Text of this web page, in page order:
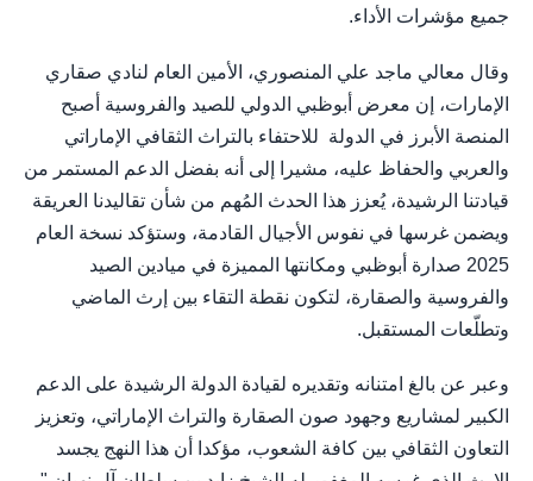
جميع مؤشرات الأداء.
وقال معالي ماجد علي المنصوري، الأمين العام لنادي صقاري
الإمارات، إن معرض أبوظبي الدولي للصيد والفروسية أصبح
المنصة الأبرز في الدولة للاحتفاء بالتراث الثقافي الإماراتي
والعربي والحفاظ عليه، مشيرا إلى أنه بفضل الدعم المستمر من
قيادتنا الرشيدة، يُعزز هذا الحدث المُهم من شأن تقاليدنا العريقة
ويضمن غرسها في نفوس الأجيال القادمة، وستؤكد نسخة العام
2025 صدارة أبوظبي ومكانتها المميزة في ميادين الصيد
والفروسية والصقارة، لتكون نقطة التقاء بين إرث الماضي
وتطلّعات المستقبل.
وعبر عن بالغ امتنانه وتقديره لقيادة الدولة الرشيدة على الدعم
الكبير لمشاريع وجهود صون الصقارة والتراث الإماراتي، وتعزيز
التعاون الثقافي بين كافة الشعوب، مؤكدا أن هذا النهج يجسد